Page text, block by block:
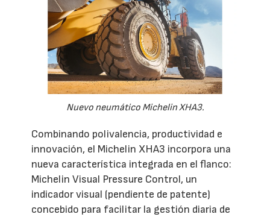
Nuevo neumático Michelin XHA3.
Combinando polivalencia, productividad e
innovación, el Michelin XHA3 incorpora una
nueva característica integrada en el flanco:
Michelin Visual Pressure Control, un
indicador visual (pendiente de patente)
concebido para facilitar la gestión diaria de